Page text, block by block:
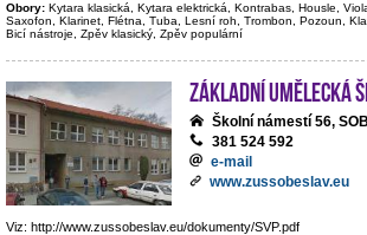
Obory: Kytara klasická, Kytara elektrická, Kontrabas, Housle,
Saxofon, Klarinet, Flétna, Tuba, Lesní roh, Trombon, Pozoun,
Bicí nástroje, Zpěv klasický, Zpěv populární
Základní umělecká
Školní námestí 56,
381 524 592
e-mail
www.zussobeslav.eu
Viz: http://www.zussobeslav.eu/dokumenty/SVP.pdf